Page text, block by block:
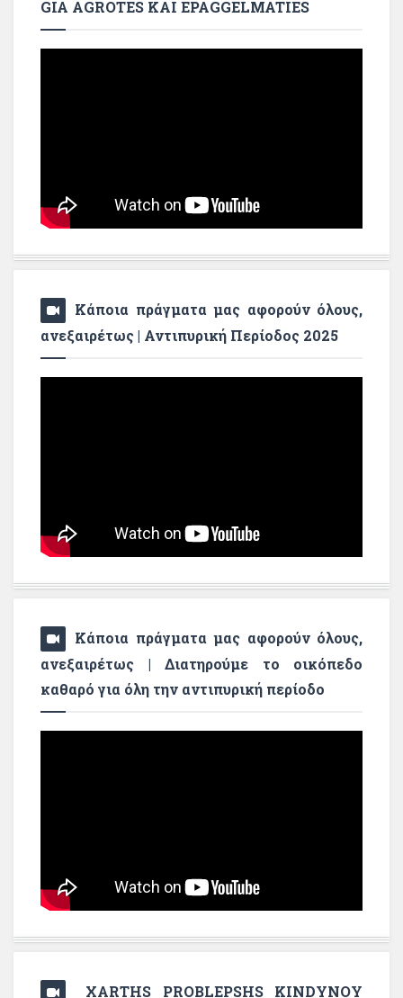
GIA AGROTES KAI EPAGGELMATIES
Κάποια πράγματα μας αφορούν όλους,
ανεξαιρέτως | Αντιπυρική Περίοδος 2025
Κάποια πράγματα μας αφορούν όλους,
ανεξαιρέτως | Διατηρούμε το οικόπεδο
καθαρό για όλη την αντιπυρική περίοδο
XARTHS PROBLEPSHS KINDYNOY